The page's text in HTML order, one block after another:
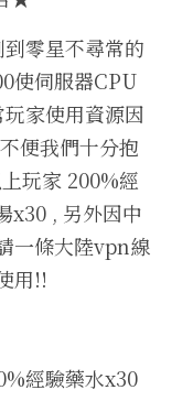
零星不尋常的
使伺服器CPU
家使用資源因
便我們十分抱
玩家 200%經
x30 , 另外因中
一條大陸vpn線
用!!
經驗藥水x30